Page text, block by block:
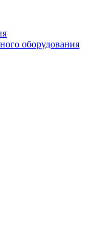
оборудования